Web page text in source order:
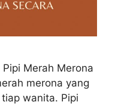
Merah Merona
merona yang
wanita. Pipi